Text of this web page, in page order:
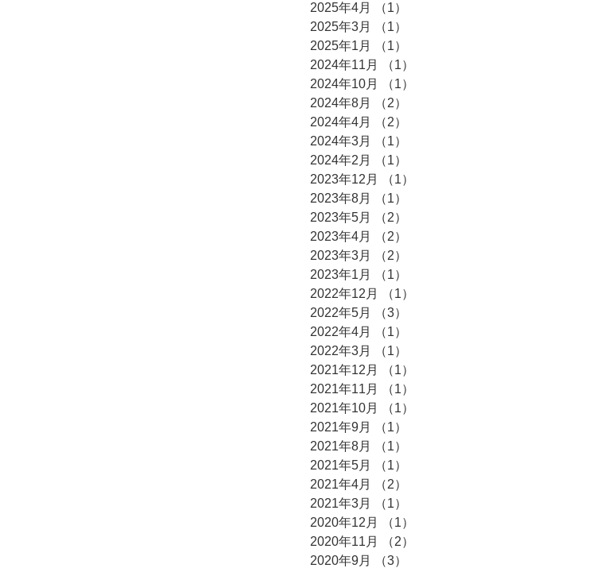
2025年4月
（1）
2025年3月
（1）
2025年1月
（1）
2024年11月
（1）
2024年10月
（1）
2024年8月
（2）
2024年4月
（2）
2024年3月
（1）
2024年2月
（1）
2023年12月
（1）
2023年8月
（1）
2023年5月
（2）
2023年4月
（2）
2023年3月
（2）
2023年1月
（1）
2022年12月
（1）
2022年5月
（3）
2022年4月
（1）
2022年3月
（1）
2021年12月
（1）
2021年11月
（1）
2021年10月
（1）
2021年9月
（1）
2021年8月
（1）
2021年5月
（1）
2021年4月
（2）
2021年3月
（1）
2020年12月
（1）
2020年11月
（2）
2020年9月
（3）